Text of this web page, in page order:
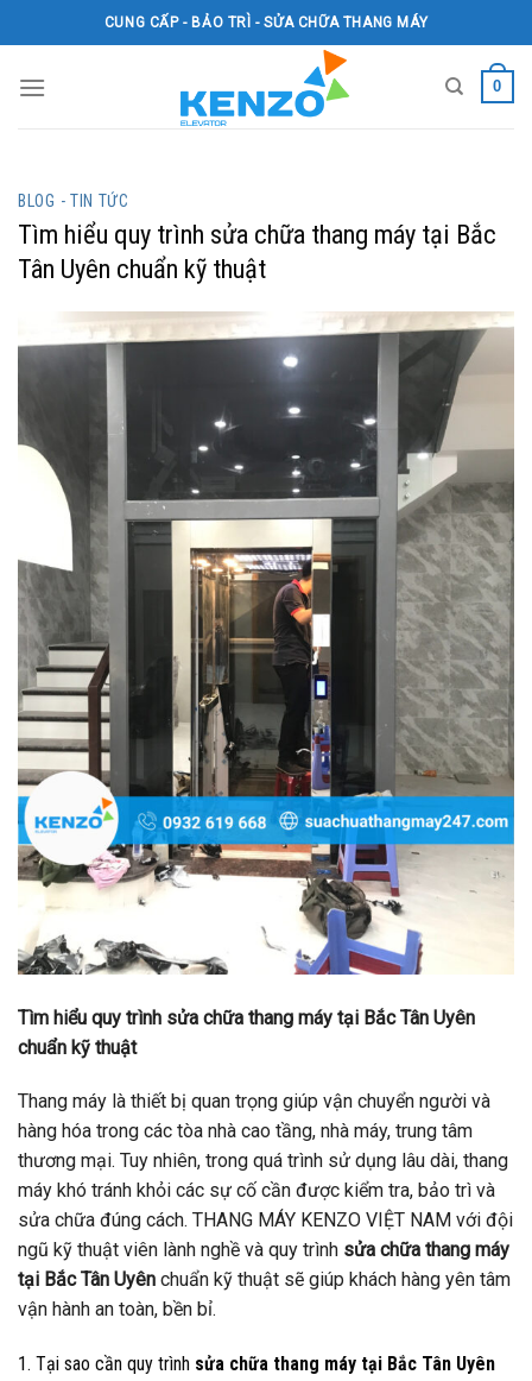
to
CUNG CẤP - BẢO TRÌ - SỬA CHỮA THANG MÁY
0
BLOG - TIN TỨC
Tìm hiểu quy trình sửa chữa thang máy tại Bắc
Tân Uyên chuẩn kỹ thuật
Tìm hiểu quy trình sửa chữa thang máy tại Bắc Tân Uyên
chuẩn kỹ thuật
Thang máy là thiết bị quan trọng giúp vận chuyển người và
hàng hóa trong các tòa nhà cao tầng, nhà máy, trung tâm
thương mại. Tuy nhiên, trong quá trình sử dụng lâu dài, thang
máy khó tránh khỏi các sự cố cần được kiểm tra, bảo trì và
sửa chữa đúng cách. THANG MÁY KENZO VIỆT NAM với đội
ngũ kỹ thuật viên lành nghề và quy trình sửa chữa thang máy
tại Bắc Tân Uyên chuẩn kỹ thuật sẽ giúp khách hàng yên tâm
vận hành an toàn, bền bỉ.
1. Tại sao cần quy trình sửa chữa thang máy tại Bắc Tân Uyên